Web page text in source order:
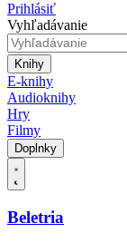
Prihlásiť
Vyhľadávanie
Knihy
E-knihy
Audioknihy
Hry
Filmy
Doplnky
Beletria